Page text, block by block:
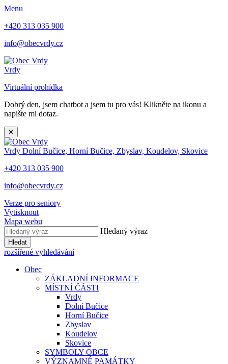
Menu
+420 313 035 900
info@obecvrdy.cz
Vrdy
Virtuální prohídka
Dobrý den, jsem chatbot a jsem tu pro vás! Klikněte na ikonu a
napište mi dotaz.
✕
Vrdy Dolní Bučice, Horní Bučice, Zbyslav, Koudelov, Skovice
+420 313 035 900
info@obecvrdy.cz
Verze pro seniory
Vytisknout
Mapa webu
Hledaný výraz
Hledat
rozšířené vyhledávání
Obec
ZÁKLADNÍ INFORMACE
MÍSTNÍ ČÁSTI
Vrdy
Dolní Bučice
Horní Bučice
Zbyslav
Koudelov
Skovice
SYMBOLY OBCE
VÝZNAMNÉ PAMÁTKY